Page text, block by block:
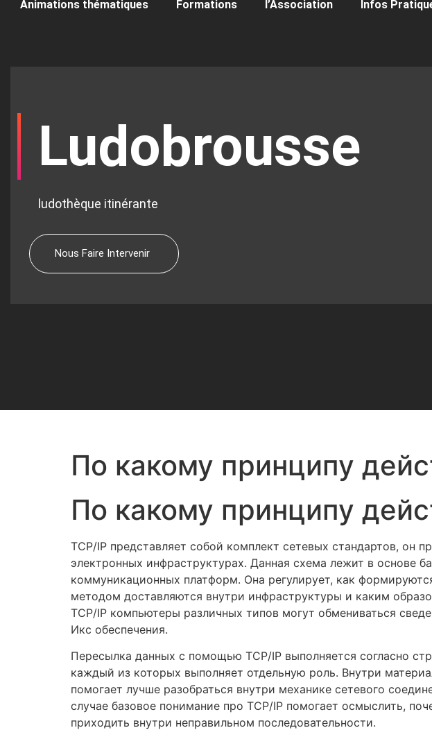
Animations thématiques Formations l’Association Infos
Ludobrousse
ludothèque itinérante
Nous Faire Intervenir
По какому принципу
По какому принципу
TCP/IP представляет собой комплект сетевых стандартов,
электронных инфраструктурах. Данная схема лежит в основе
коммуникационных платформ. Она регулирует, как
методом доставляются внутри инфраструктуры и каким
TCP/IP компьютеры различных типов могут обмениваться
Икс обеспечения.
Пересылка данных с помощью TCP/IP выполняется согласно
каждый из которых выполняет отдельную роль. Внутри
помогает лучше разобраться внутри механике сетевого
случае базовое понимание про TCP/IP помогает осмыслить,
приходить внутри неправильном последовательности.